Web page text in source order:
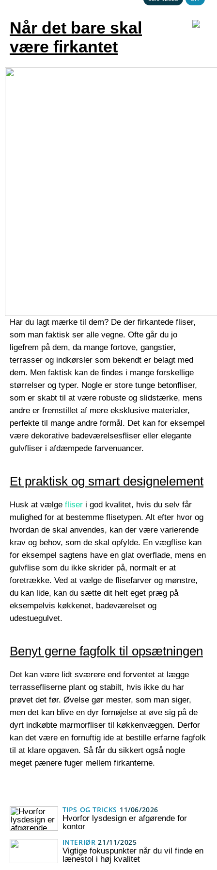
Når det bare skal
være firkantet
Har du lagt mærke til dem? De der firkantede fliser,
som man faktisk ser alle vegne. Ofte går du jo
ligefrem på dem, da mange fortove, gangstier,
terrasser og indkørsler som bekendt er belagt med
dem. Men faktisk kan de findes i mange forskellige
størrelser og typer. Nogle er store tunge betonfliser,
som er skabt til at være robuste og slidstærke, mens
andre er fremstillet af mere eksklusive materialer,
perfekte til mange andre formål. Det kan for eksempel
være dekorative badeværelsesfliser eller elegante
gulvfliser i afdæmpede farvenuancer.
Et praktisk og smart designelement
Husk at vælge fliser i god kvalitet, hvis du selv får
mulighed for at bestemme flisetypen. Alt efter hvor og
hvordan de skal anvendes, kan der være varierende
krav og behov, som de skal opfylde. En vægflise kan
for eksempel sagtens have en glat overflade, mens en
gulvflise som du ikke skrider på, normalt er at
foretrække. Ved at vælge de flisefarver og mønstre,
du kan lide, kan du sætte dit helt eget præg på
eksempelvis køkkenet, badeværelset og
udestuegulvet.
Benyt gerne fagfolk til opsætningen
Det kan være lidt sværere end forventet at lægge
terrassefliserne plant og stabilt, hvis ikke du har
prøvet det før. Øvelse gør mester, som man siger,
men det kan blive en dyr fornøjelse at øve sig på de
dyrt indkøbte marmorfliser til køkkenvæggen. Derfor
kan det være en fornuftig ide at bestille erfarne fagfolk
til at klare opgaven. Så får du sikkert også nogle
meget pænere fuger mellem firkanterne.
TIPS OG TRICKS 11/06/2026
Hvorfor lysdesign er afgørende for
kontor
INTERIØR 21/11/2025
Vigtige fokuspunkter når du vil finde en
lænestol i høj kvalitet